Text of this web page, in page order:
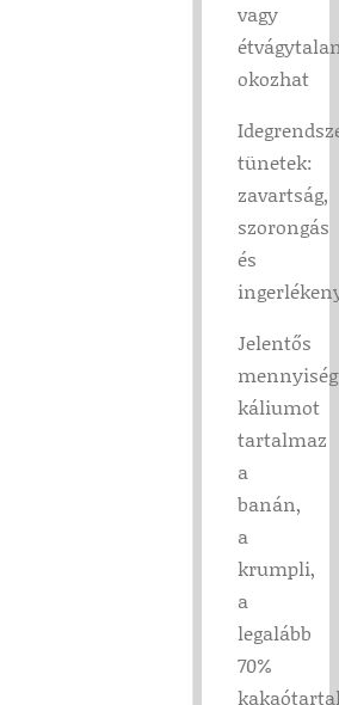
vagy
okozhat
tünetek:
zavartság,
szorongás
és
Jelentős
káliumot
tartalmaz
a
banán,
a
krumpli,
a
legalább
70%